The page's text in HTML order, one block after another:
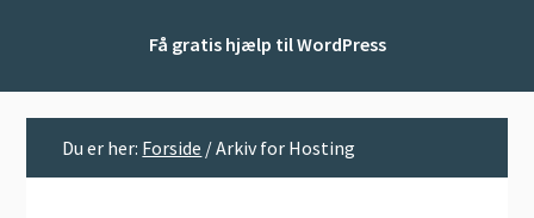
Få gratis hjælp til WordPress
Du er her: Forside /Arkiv for Hosting